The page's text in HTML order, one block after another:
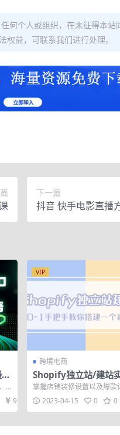
何个人或组织，在未征得本
益，可联系我们进行处理。
下一篇
抖音 快手电影直播
+工具）
5
9.9
VIP
跨境电商
Shopify独立站/建站
0-1手把手教你搭建一
的独立站
掌握店铺装修设置以及爆款
作 搭建一个符合国外客户
魂的网站 ...
2023-04-15 0 0